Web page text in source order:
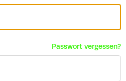
Passwort vergessen?